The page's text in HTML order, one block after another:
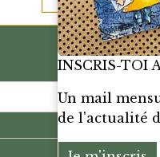
INSCRIS-TOI
Un mail
de l'actualité